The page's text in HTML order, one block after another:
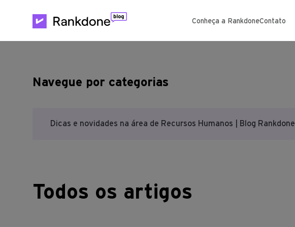
Conheça a RankdoneContato
Navegue por categorias
Dicas e novidades na área de Recursos Humanos | Blog Rankdone
Todos os artigos